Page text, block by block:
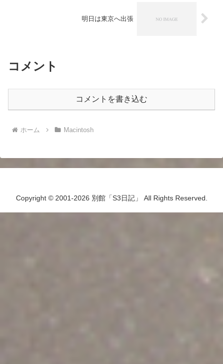
明日は東京へ出張
コメント
コメントを書き込む
ホーム Macintosh
Copyright © 2001-2026 別館「S3日記」 All Rights Reserved.